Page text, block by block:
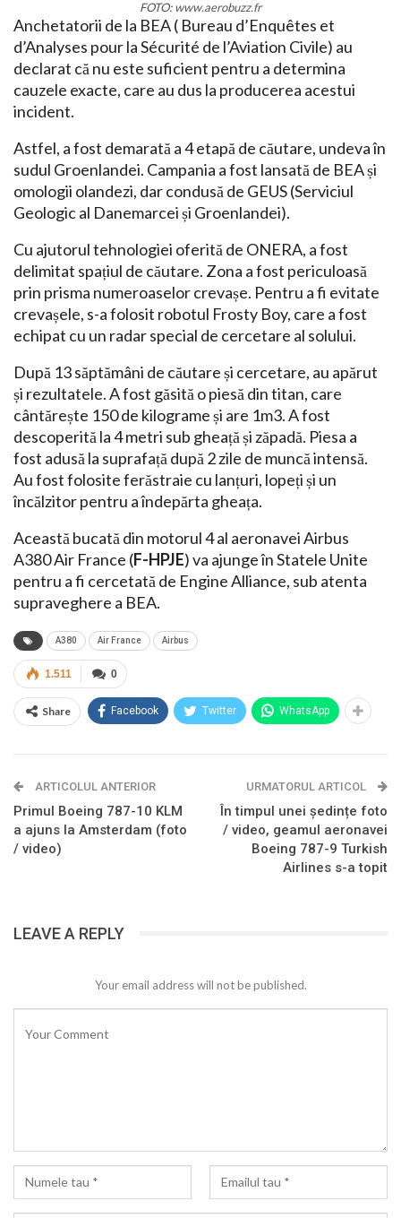
FOTO: www.aerobuzz.fr
Anchetatorii de la BEA ( Bureau d’Enquêtes et
d’Analyses pour la Sécurité de l’Aviation Civile) au
declarat că nu este suficient pentru a determina
cauzele exacte, care au dus la producerea acestui
incident.
Astfel, a fost demarată a 4 etapă de căutare, undeva în
sudul Groenlandei. Campania a fost lansată de BEA și
omologii olandezi, dar condusă de GEUS (Serviciul
Geologic al Danemarcei și Groenlandei).
Cu ajutorul tehnologiei oferită de ONERA, a fost
delimitat spațiul de căutare. Zona a fost periculoasă
prin prisma numeroaselor crevașe. Pentru a fi evitate
crevașele, s-a folosit robotul Frosty Boy, care a fost
echipat cu un radar special de cercetare al solului.
După 13 săptămâni de căutare și cercetare, au apărut
și rezultatele. A fost găsită o piesă din titan, care
cântărește 150 de kilograme și are 1m3. A fost
descoperită la 4 metri sub gheață și zăpadă. Piesa a
fost adusă la suprafață după 2 zile de muncă intensă.
Au fost folosite ferăstraie cu lanțuri, lopeți și un
încălzitor pentru a îndepărta gheața.
Această bucată din motorul 4 al aeronavei Airbus
A380 Air France (F-HPJE) va ajunge în Statele Unite
pentru a fi cercetată de Engine Alliance, sub atenta
supraveghere a BEA.
A380 Air France Airbus
0
1.511
Share Facebook Twitter WhatsApp
ARTICOLUL ANTERIOR
Primul Boeing 787-10 KLM
a ajuns la Amsterdam (foto
/ video)
URMATORUL ARTICOL
În timpul unei ședințe foto
/ video, geamul aeronavei
Boeing 787-9 Turkish
Airlines s-a topit
LEAVE A REPLY
Your email address will not be published.